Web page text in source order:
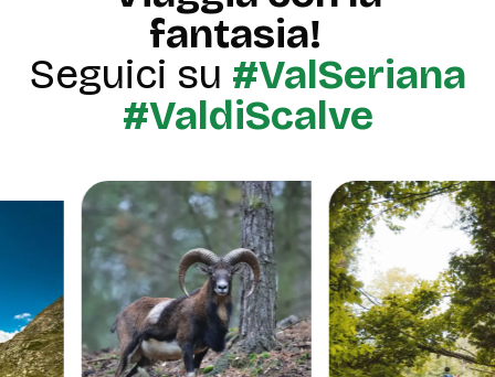
fantasia!
Seguici su #ValSeriana
#ValdiScalve